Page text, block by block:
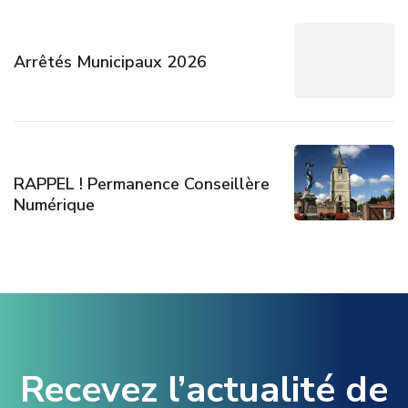
Arrêtés Municipaux 2026
RAPPEL ! Permanence Conseillère
Numérique
Recevez l’actualité de